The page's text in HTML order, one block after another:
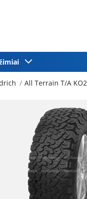
All Terrain T/A KO2